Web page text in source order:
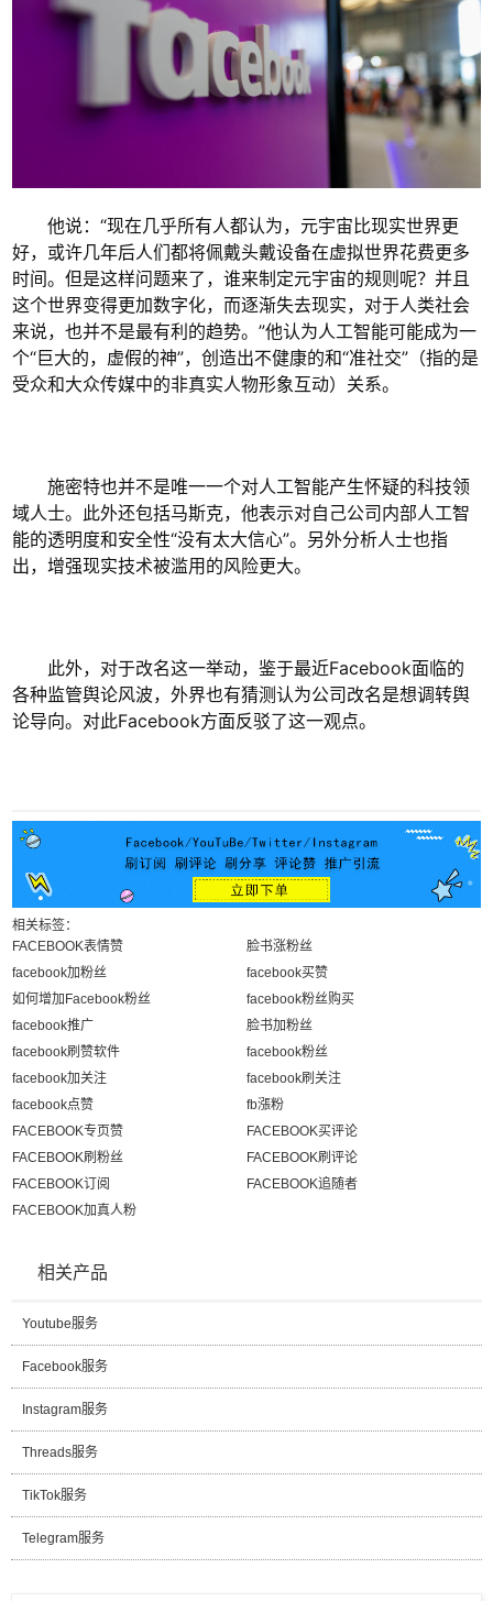
他说：“现在几乎所有人都认为，元宇宙比现实世界更
好，或许几年后人们都将佩戴头戴设备在虚拟世界花费更多
时间。但是这样问题来了，谁来制定元宇宙的规则呢？并且
这个世界变得更加数字化，而逐渐失去现实，对于人类社会
来说，也并不是最有利的趋势。”他认为人工智能可能成为一
个“巨大的，虚假的神”，创造出不健康的和“准社交”（指的是
受众和大众传媒中的非真实人物形象互动）关系。
施密特也并不是唯一一个对人工智能产生怀疑的科技领
域人士。此外还包括马斯克，他表示对自己公司内部人工智
能的透明度和安全性“没有太大信心”。另外分析人士也指
出，增强现实技术被滥用的风险更大。
此外，对于改名这一举动，鉴于最近Facebook面临的
各种监管舆论风波，外界也有猜测认为公司改名是想调转舆
论导向。对此Facebook方面反驳了这一观点。
相关标签：
FACEBOOK表情赞
脸书涨粉丝
facebook加粉丝
facebook买赞
如何增加Facebook粉丝
facebook粉丝购买
facebook推广
脸书加粉丝
facebook刷赞软件
facebook粉丝
facebook加关注
facebook刷关注
facebook点赞
fb漲粉
FACEBOOK专页赞
FACEBOOK买评论
FACEBOOK刷粉丝
FACEBOOK刷评论
FACEBOOK订阅
FACEBOOK追随者
FACEBOOK加真人粉
相关产品
Youtube服务
Facebook服务
Instagram服务
Threads服务
TikTok服务
Telegram服务